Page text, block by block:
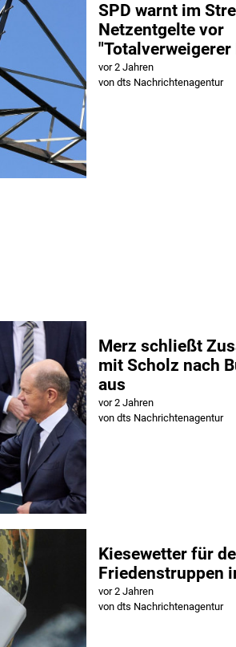
SPD warnt im
Netzentgelte vor
"Totalverweigerer
vor 2 Jahren
von dts Nachrichtenagentur
Merz schließt
mit Scholz nach
aus
vor 2 Jahren
von dts Nachrichtenagentur
Kiesewetter für
Friedenstruppen
vor 2 Jahren
von dts Nachrichtenagentur